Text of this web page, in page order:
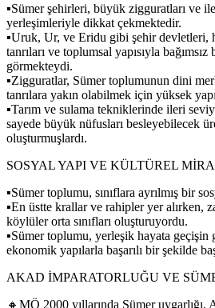
▪Sümer şehirleri, büyük zigguratları ve
yerleşimleriyle dikkat çekmektedir.
▪Uruk, Ur, ve Eridu gibi şehir devletleri,
tanrıları ve toplumsal yapısıyla
görmekteydi.
▪Zigguratlar, Sümer toplumunun dini
tanrılara yakın olabilmek için yüksek
▪Tarım ve sulama tekniklerinde ileri
sayede büyük nüfusları besleyebilecek
oluşturmuşlardı.
SOSYAL YAPI VE KÜLTÜREL
▪Sümer toplumu, sınıflara ayrılmış bir
▪En üstte krallar ve rahipler yer alırken,
köylüler orta sınıfları oluşturuyordu.
▪Sümer toplumu, yerleşik hayata geçişin
ekonomik yapılarla başarılı bir şekilde
AKAD İMPARATORLUĞU VE
🔸MÖ 2000 yıllarında Sümer uygarlığı,